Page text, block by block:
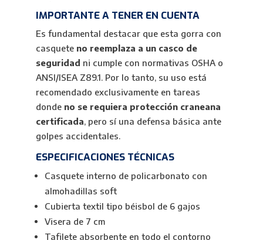
IMPORTANTE A TENER EN CUENTA
Es fundamental destacar que esta gorra con
casquete no reemplaza a un casco de
seguridad ni cumple con normativas OSHA o
ANSI/ISEA Z89.1. Por lo tanto, su uso está
recomendado exclusivamente en tareas
donde no se requiera protección craneana
certificada, pero sí una defensa básica ante
golpes accidentales.
ESPECIFICACIONES TÉCNICAS
Casquete interno de policarbonato con
almohadillas soft
Cubierta textil tipo béisbol de 6 gajos
Visera de 7 cm
Tafilete absorbente en todo el contorno